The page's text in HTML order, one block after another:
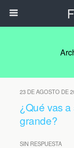
23 DE AGOSTO DE
¿Qué vas
grande?
SIN RESPUESTA